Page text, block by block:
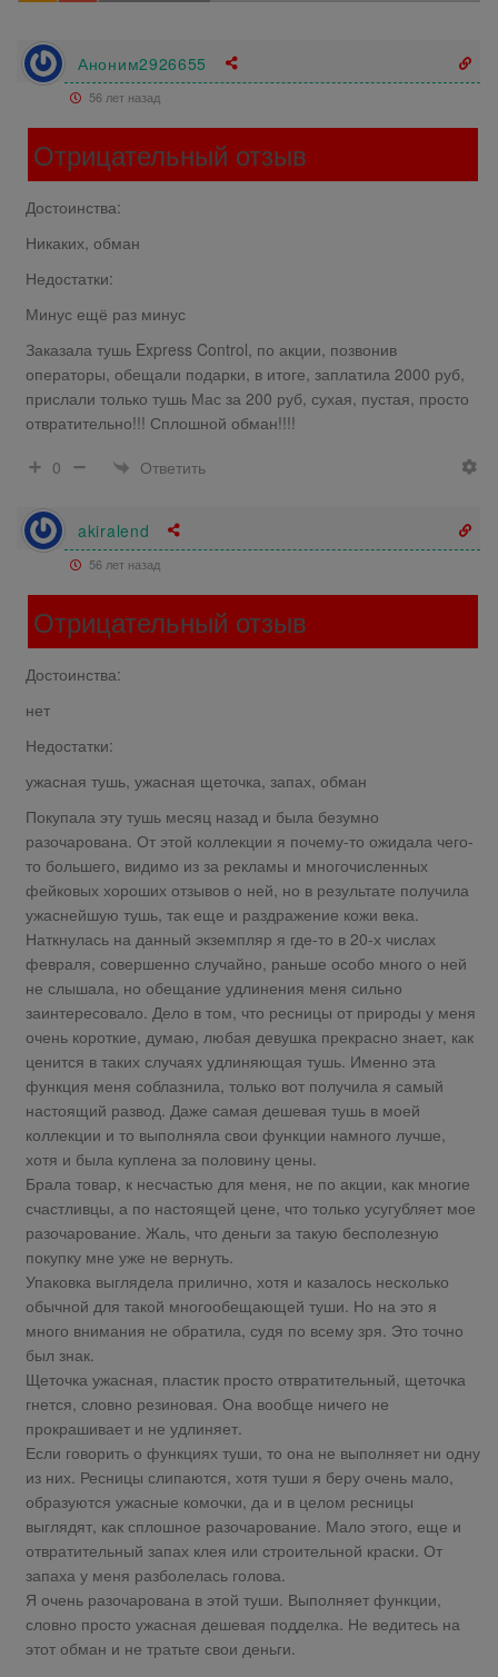
Аноним2926655
56 лет назад
Отрицательный отзыв
Достоинства:
Никаких, обман
Недостатки:
Минус ещё раз минус
Заказала тушь Express Control, по акции, позвонив
операторы, обещали подарки, в итоге, заплатила 2000 руб,
прислали только тушь Мас за 200 руб, сухая, пустая, просто
отвратительно!!! Сплошной обман!!!!
0
Ответить
akiralend
56 лет назад
Отрицательный отзыв
Достоинства:
нет
Недостатки:
ужасная тушь, ужасная щеточка, запах, обман
Покупала эту тушь месяц назад и была безумно
разочарована. От этой коллекции я почему-то ожидала чего-
то большего, видимо из за рекламы и многочисленных
фейковых хороших отзывов о ней, но в результате получила
ужаснейшую тушь, так еще и раздражение кожи века.
Наткнулась на данный экземпляр я где-то в 20-х числах
февраля, совершенно случайно, раньше особо много о ней
не слышала, но обещание удлинения меня сильно
заинтересовало. Дело в том, что ресницы от природы у меня
очень короткие, думаю, любая девушка прекрасно знает, как
ценится в таких случаях удлиняющая тушь. Именно эта
функция меня соблазнила, только вот получила я самый
настоящий развод. Даже самая дешевая тушь в моей
коллекции и то выполняла свои функции намного лучше,
хотя и была куплена за половину цены.
Брала товар, к несчастью для меня, не по акции, как многие
счастливцы, а по настоящей цене, что только усугубляет мое
разочарование. Жаль, что деньги за такую бесполезную
покупку мне уже не вернуть.
Упаковка выглядела прилично, хотя и казалось несколько
обычной для такой многообещающей туши. Но на это я
много внимания не обратила, судя по всему зря. Это точно
был знак.
Щеточка ужасная, пластик просто отвратительный, щеточка
гнется, словно резиновая. Она вообще ничего не
прокрашивает и не удлиняет.
Если говорить о функциях туши, то она не выполняет ни одну
из них. Ресницы слипаются, хотя туши я беру очень мало,
образуются ужасные комочки, да и в целом ресницы
выглядят, как сплошное разочарование. Мало этого, еще и
отвратительный запах клея или строительной краски. От
запаха у меня разболелась голова.
Я очень разочарована в этой туши. Выполняет функции,
словно просто ужасная дешевая подделка. Не ведитесь на
этот обман и не тратьте свои деньги.